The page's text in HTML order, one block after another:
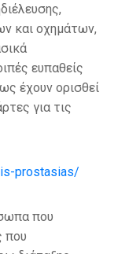
διέλευσης,
και οχημάτων,
ευπαθείς
έχουν ορισθεί
για τις
prostasias/
που
που